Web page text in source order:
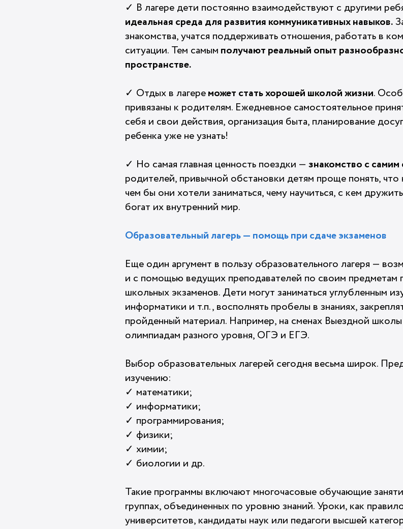
✓ В лагере дети постоянно взаимодействуют с другими
идеальная среда для развития коммуникативных навыков.
знакомства, учатся поддерживать отношения, работать в
ситуации. Тем самым получают реальный опыт
пространстве.
✓ Отдых в лагереможет стать хорошей школой жизни.
привязаны к родителям. Ежедневное самостоятельное
себя и свои действия, организация быта, планирование
ребенка уже не узнать!
✓ Но самая главная ценность поездки — знакомство с самим
родителей, привычной обстановки детям проще понять,
чем бы они хотели заниматься, чему научиться, с кем
богат их внутренний мир.
Образовательный лагерь — помощь при сдаче экзаменов
Еще один аргумент в пользу образовательного лагеря —
и с помощью ведущих преподавателей по своим предметам
школьных экзаменов. Дети могут заниматься углубленным
информатики и т.п., восполнять пробелы в знаниях,
пройденный материал. Например, на сменах Выездной
олимпиадам разного уровня, ОГЭ и ЕГЭ.
Выбор образовательных лагерей сегодня весьма широк.
изучению:
✓ математики;
✓ информатики;
✓ программирования;
✓ физики;
✓ химии;
✓ биологии и др.
Такие программы включают многочасовые обучающие
группах, объединенных по уровню знаний. Уроки, как
университетов, кандидаты наук или педагоги высшей